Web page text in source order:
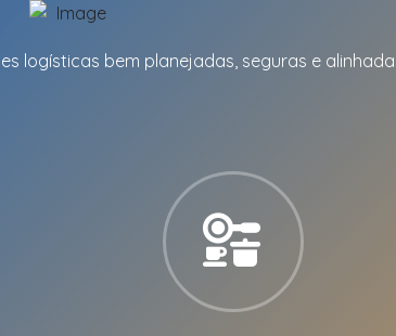
logísticas bem planejadas, seguras e